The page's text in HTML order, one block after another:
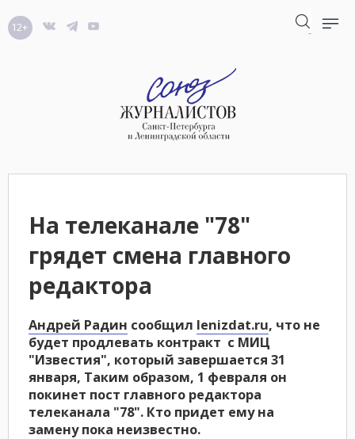
12+
На телеканале "78"
грядет смена главного
редактора
Андрей Радин сообщил lenizdat.ru, что не
будет продлевать контракт с МИЦ
"Известия", который завершается 31
января, Таким образом, 1 февраля он
покинет пост главного редактора
телеканала "78". Кто придет ему на
замену пока неизвестно.